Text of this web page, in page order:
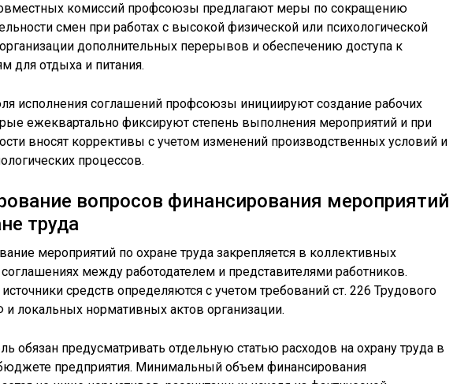
комиссий профсоюзы предлагают меры по сокращению
смен при работах с высокой физической или психологической
организации дополнительных перерывов и обеспечению доступа к
для отдыха и питания.
исполнения соглашений профсоюзы инициируют создание рабочих
ежеквартально фиксируют степень выполнения мероприятий и при
вносят коррективы с учетом изменений производственных условий и
процессов.
вопросов финансирования мероприятий
труда
мероприятий по охране труда закрепляется в коллективных
между работодателем и представителями работников.
средств определяются с учетом требований ст. 226 Трудового
и локальных нормативных актов организации.
обязан предусматривать отдельную статью расходов на охрану труда в
предприятия. Минимальный объем финансирования